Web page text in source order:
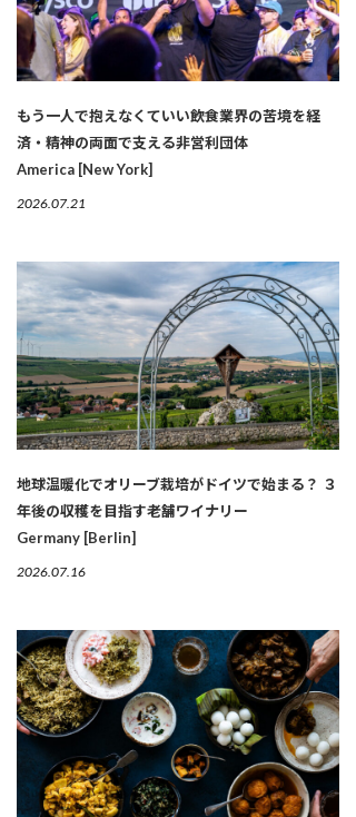
もう一人で抱えなくていい――飲食業界の苦境を経
済・精神の両面で支える非営利団体
America [New York]
2026.07.21
地球温暖化でオリーブ栽培がドイツで始まる？ ３
年後の収穫を目指す老舗ワイナリー
Germany [Berlin]
2026.07.16